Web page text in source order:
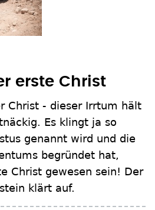
erste Christ
Christ - dieser Irrtum hält
Es klingt ja so
genannt wird und die
begründet hat,
Christ gewesen sein! Der
klärt auf.